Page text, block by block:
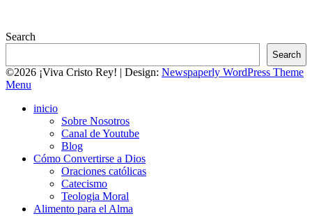
Search
Search
©2026 ¡Viva Cristo Rey! | Design: Newspaperly WordPress Theme
Menu
inicio
Sobre Nosotros
Canal de Youtube
Blog
Cómo Convertirse a Dios
Oraciones católicas
Catecismo
Teologia Moral
Alimento para el Alma